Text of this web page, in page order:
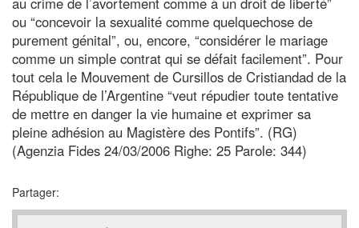
ou “concevoir la sexualité comme quelquechose de
purement génital”, ou, encore, “considérer le mariage
comme un simple contrat qui se défait facilement”. Pour
tout cela le Mouvement de Cursillos de Cristiandad de la
République de l’Argentine “veut répudier toute tentative
de mettre en danger la vie humaine et exprimer sa
pleine adhésion au Magistère des Pontifs”. (RG)
(Agenzia Fides 24/03/2006 Righe: 25 Parole: 344)
Partager: